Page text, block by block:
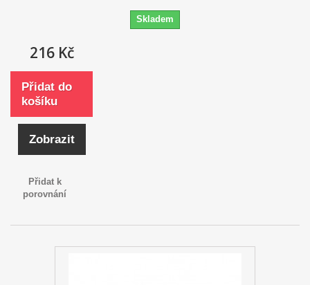
Skladem
216 Kč
Přidat do
košíku
Zobrazit
Přidat k
porovnání